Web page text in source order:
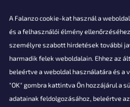
A Falanzo cookie-kat használ a
és a felhasználói élmény
személyre szabott hirdetések további
harmadik felek weboldalain. Ehhez az
beleértve a weboldal használatára és a
"OK" gombra kattintva Ön hozzájárul a
adatainak feldolgozásához, beleértve
Akarsz kérdezni valamit?
info@falanzo.hu